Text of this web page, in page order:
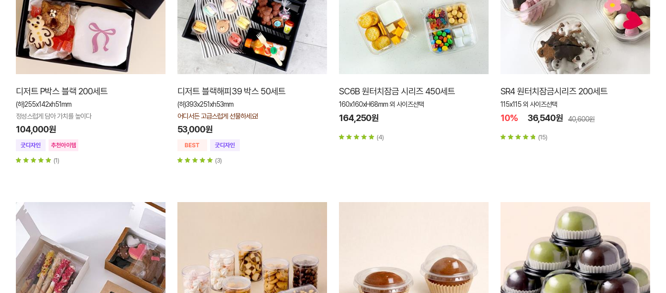
디저트 P박스 블랙 200세트
(하)255x142xh51mm
정성스럽게 담아 가치를 높이다
104,000원
(1)
디저트 블랙해피39 박스 50세트
(하)393x251xh53mm
어디서든 고급스럽게 선물하세요!
53,000원
(3)
SC6B 원터치잠금 시리즈 450세트
160x160xH68mm 외 사이즈선택
164,250원
(4)
SR4 원터치잠금시리즈 200세트
115x115 외 사이즈선택
10% 36,540원 40,600원
(15)